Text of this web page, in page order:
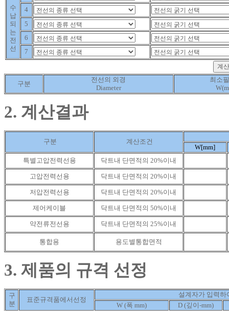
수
납
되
는
전
선
4
5
6
7
구분
전선의 외경
Diameter
최소
2. 계산결과
구분 계산조건
W[mm]
특별고압전력선용
닥트내 단면적의 20%이내
고압전력선용 닥트내 단면적의 20%이내
저압전력선용 닥트내 단면적의 20%이내
제어케이블 닥트내 단면적의 50%이내
약전류전선용 닥트내 단면적의 25%이내
통합용 용도별통합면적
3. 제품의 규격 선정
구
분
표준규격품에서선정
설계자가 입력하
W (폭 mm)
D (깊이-mm)